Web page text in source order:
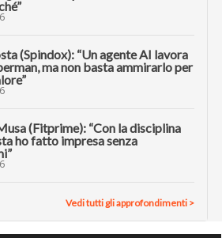
(Spindox): “Un agente AI lavora
ma non basta ammirarlo per
(Fitprime): “Con la disciplina
ho fatto impresa senza
Vedi tutti gli approfondimenti >